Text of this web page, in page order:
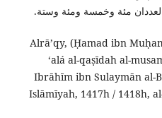
Alrāʼqy, (Ḥamad ibn
ʻalá al-qaṣīdah al-
Ibrāhīm ibn Sulaymān al-
Islāmīyah, 1417h / 1418h,